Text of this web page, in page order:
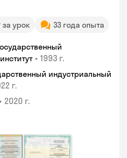
за урок 33 года опыта
• 1993 г.
индустриальный
г.
• 2020 г.